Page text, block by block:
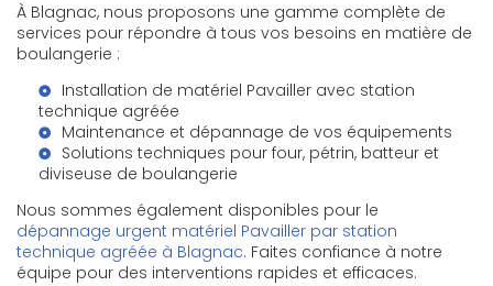
À Blagnac, nous proposons une gamme complète de
services pour répondre à tous vos besoins en matière de
boulangerie :
Installation de matériel Pavailler avec station
technique agréée
Maintenance et dépannage de vos équipements
Solutions techniques pour four, pétrin, batteur et
diviseuse de boulangerie
Nous sommes également disponibles pour le
dépannage urgent matériel Pavailler par station
technique agréée à Blagnac. Faites confiance à notre
équipe pour des interventions rapides et efficaces.